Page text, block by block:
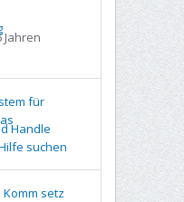
für
Handle
suchen
setz